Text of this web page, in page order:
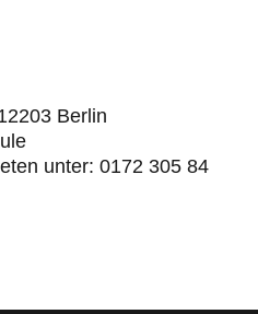
Berlin
unter: 0172 305 84